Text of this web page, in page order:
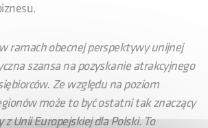
ramach obecnej perspektywy unijnej
szansa na pozyskanie atrakcyjnego
Ze względu na poziom
może to być ostatni tak znaczący
Unii Europejskiej dla Polski.To